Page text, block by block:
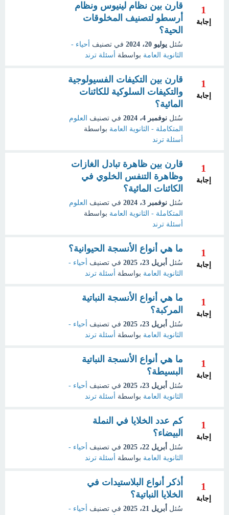
1
إجابة
قارن بين نظام لينيوس ونظام
أرسطو لتصنيف المخلوقات
الحية؟
سُئل يوليو 20، 2024 في تصنيف
أحياء -
الثانوية العامة بواسطة أسئلة ترند
1
إجابة
قارن بين التكيفات الفسيولوجية
والتكيفات السلوكية للكائنات
المائية؟
سُئل نوفمبر 4، 2024 في تصنيف
العلوم
المتكاملة - الثانوية العامة بواسطة
أسئلة ترند
1
إجابة
قارن بين ظاهرة تبادل الغازات
وظاهرة التنفس الخلوي في
الكائنات المائية؟
سُئل نوفمبر 3، 2024 في تصنيف
العلوم
المتكاملة - الثانوية العامة بواسطة
أسئلة ترند
1
إجابة
ما هي أنواع الأنسجة الحيوانية؟
سُئل أبريل 23، 2025 في تصنيف
أحياء -
الثانوية العامة بواسطة أسئلة ترند
1
إجابة
ما هي أنواع الأنسجة النباتية
المركبة؟
سُئل أبريل 23، 2025 في تصنيف
أحياء -
الثانوية العامة بواسطة أسئلة ترند
1
إجابة
ما هي أنواع الأنسجة النباتية
البسيطة؟
سُئل أبريل 23، 2025 في تصنيف
أحياء -
الثانوية العامة بواسطة أسئلة ترند
1
إجابة
كم عدد الخلايا في النملة
البيضاء؟
سُئل أبريل 22، 2025 في تصنيف
أحياء -
الثانوية العامة بواسطة أسئلة ترند
1
إجابة
أذكر أنواع البلاستيدات في
الخلايا النباتية؟
سُئل أبريل 21، 2025 في تصنيف أحياء -